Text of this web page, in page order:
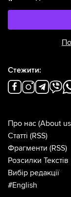
Стежити:
Про нас (About
Статті (RSS)
Фрагменти (RSS)
Розсилки Текстів
Вибір редакції
#English